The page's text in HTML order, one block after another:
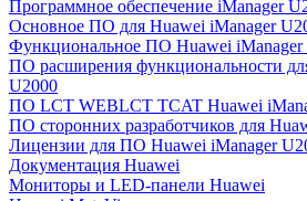
Программное обеспечение iManager
Основное ПО для Huawei iManager
Функциональное ПО Huawei iManager
ПО расширения функциональности
U2000
ПО LCT WEBLCT TCAT Huawei
ПО сторонних разработчиков для
Лицензии для ПО Huawei iManager
Документация Huawei
Мониторы и LED-панели Huawei